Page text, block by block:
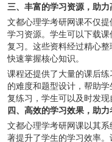
三、丰富的学习资源，助力
文都心理学考研网课不仅
学习资源。学生可以下载
复习。这些资料经过精心
快速掌握核心知识。
课程还提供了大量的课后
的难度和题型设计，帮助
复练习，学生可以及时发现
四、高效的学习效果，助
文都心理学考研网课以其
著提升了学生的学习效率